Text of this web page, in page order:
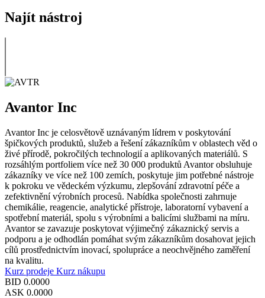
Najít nástroj
Avantor Inc
Avantor Inc je celosvětově uznávaným lídrem v poskytování
špičkových produktů, služeb a řešení zákazníkům v oblastech věd o
živé přírodě, pokročilých technologií a aplikovaných materiálů. S
rozsáhlým portfoliem více než 30 000 produktů Avantor obsluhuje
zákazníky ve více než 100 zemích, poskytuje jim potřebné nástroje
k pokroku ve vědeckém výzkumu, zlepšování zdravotní péče a
zefektivnění výrobních procesů. Nabídka společnosti zahrnuje
chemikálie, reagencie, analytické přístroje, laboratorní vybavení a
spotřební materiál, spolu s výrobními a balicími službami na míru.
Avantor se zavazuje poskytovat výjimečný zákaznický servis a
podporu a je odhodlán pomáhat svým zákazníkům dosahovat jejich
cílů prostřednictvím inovací, spolupráce a neochvějného zaměření
na kvalitu.
Kurz prodeje Kurz nákupu
BID 0.0000
ASK 0.0000